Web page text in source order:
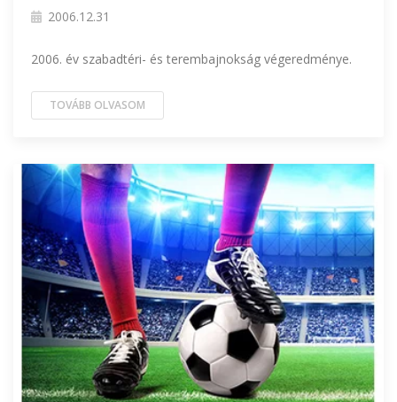
2006.12.31
2006. év szabadtéri- és terembajnokság végeredménye.
TOVÁBB OLVASOM